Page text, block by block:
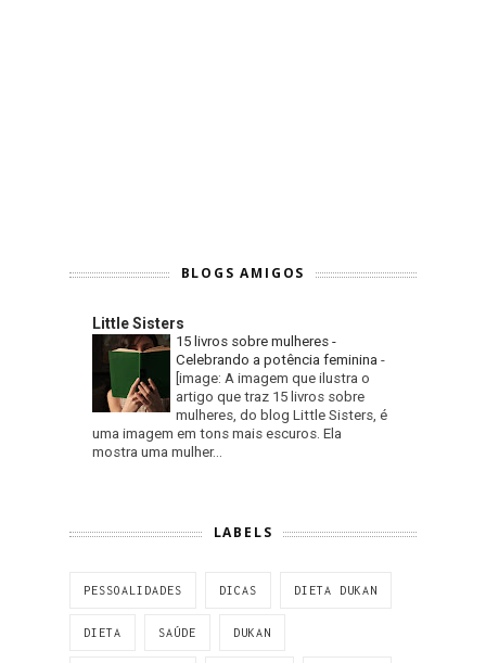
BLOGS AMIGOS
Little Sisters
15 livros sobre mulheres -
Celebrando a potência feminina -
[image: A imagem que ilustra o
artigo que traz 15 livros sobre
mulheres, do blog Little Sisters, é
uma imagem em tons mais escuros. Ela
mostra uma mulher...
LABELS
PESSOALIDADES DICAS DIETA DUKAN
DIETA SAÚDE DUKAN